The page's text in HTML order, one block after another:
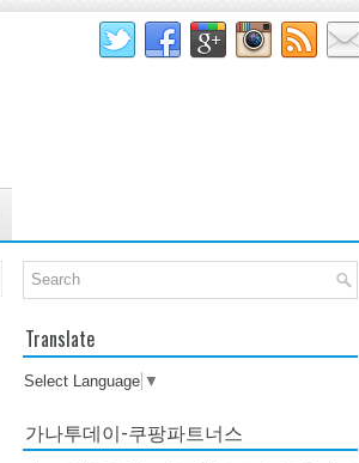
Translate
Select Language ▼
가나투데이-쿠팡파트너스